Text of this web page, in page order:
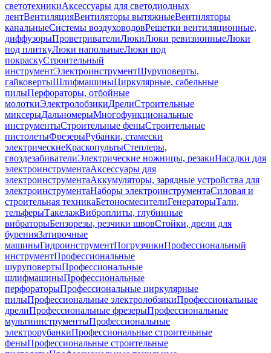
светотехникиАксессуары для светодиодных
лентВентиляцияВентиляторы вытяжныеВентиляторы
канальныеСистемы воздуховодовРешетки вентиляционные,
диффузорыПроветривателиЛюкиЛюки ревизионныеЛюки
под плиткуЛюки напольныеЛюки под
покраскуСтроительный
инструментЭлектроинструментШуруповерты,
гайковертыШлифмашиныЦиркулярные, сабельные
пилыПерфораторы, отбойные
молоткиЭлектролобзикиДрелиСтроительные
миксерыДальномерыМногофункциональные
инструментыСтроительные феныСтроительные
пистолетыФрезерыРубанки, стамески
электрическиеКраскопультыСтеплеры,
гвоздезабивателиЭлектрические ножницы, резакиНасадки для
электроинструментаАксессуары для
электроинструментаАккумуляторы, зарядные устройства для
электроинструментаНаборы электроинструментаСиловая и
строительная техникаБетоносмесителиГенераторыТали,
тельферыТакелажВиброплиты, глубинные
вибраторыБензорезы, резчики швовСтойки, дрели для
буренияЗатирочные
машиныГидроинструментПогрузчикиПрофессиональный
инструментПрофессиональные
шуруповертыПрофессиональные
шлифмашиныПрофессиональные
перфораторыПрофессиональные циркулярные
пилыПрофессиональные электролобзикиПрофессиональные
дрелиПрофессиональные фрезерыПрофессиональные
мультиинструментыПрофессиональные
электрорубанкиПрофессиональные строительные
феныПрофессиональные строительные